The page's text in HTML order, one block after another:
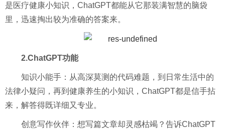
是医疗健康小知识，ChatGPT都能从它那装满智慧的脑袋
里，迅速掏出较为准确的答案来。
2.ChatGPT功能
知识小能手：从高深莫测的代码难题，到日常生活中的
法律小疑问，再到健康养生的小知识，ChatGPT都是信手拈
来，解答得既详细又专业。
创意写作伙伴：想写篇文章却灵感枯竭？告诉ChatGPT